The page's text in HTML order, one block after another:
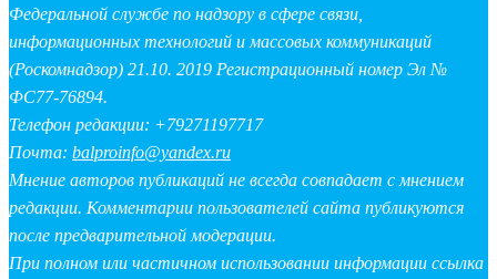
Федеральной службе по надзору в сфере связи,
информационных технологий и массовых коммуникаций
(Роскомнадзор) 21.10. 2019 Регистрационный номер Эл №
ФС77-76894.
Телефон редакции: +79271197717
Почта: balproinfo@yandex.ru
Мнение авторов публикаций не всегда совпадает с мнением
редакции. Комментарии пользователей сайта публикуются
после предварительной модерации.
При полном или частичном использовании информации ссылка